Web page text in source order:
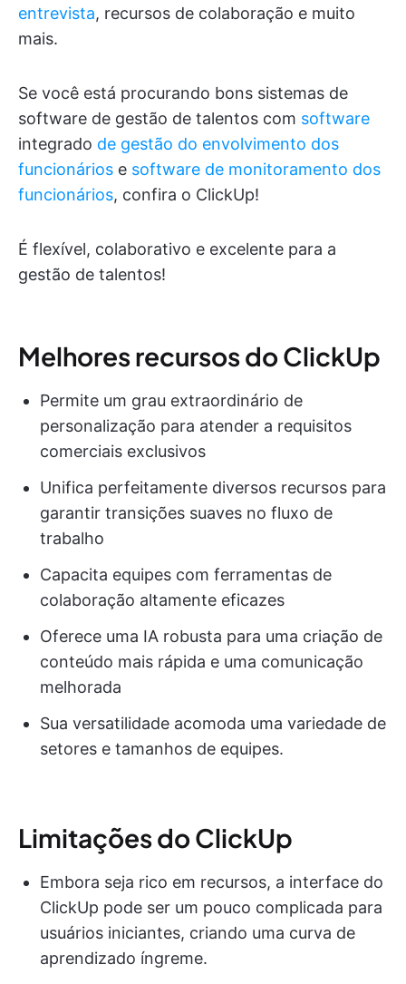
entrevista, recursos de colaboração e muito
mais.
Se você está procurando bons sistemas de
software de gestão de talentos com software
integrado de gestão do envolvimento dos
funcionários e software de monitoramento dos
funcionários, confira o ClickUp!
É flexível, colaborativo e excelente para a
gestão de talentos!
Melhores recursos do ClickUp
Permite um grau extraordinário de
personalização para atender a requisitos
comerciais exclusivos
Unifica perfeitamente diversos recursos para
garantir transições suaves no fluxo de
trabalho
Capacita equipes com ferramentas de
colaboração altamente eficazes
Oferece uma IA robusta para uma criação de
conteúdo mais rápida e uma comunicação
melhorada
Sua versatilidade acomoda uma variedade de
setores e tamanhos de equipes.
Limitações do ClickUp
Embora seja rico em recursos, a interface do
ClickUp pode ser um pouco complicada para
usuários iniciantes, criando uma curva de
aprendizado íngreme.